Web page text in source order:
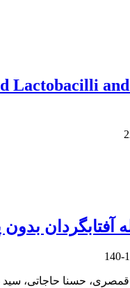
Lactobacilli
قمصری، حسنا حاجاتی،